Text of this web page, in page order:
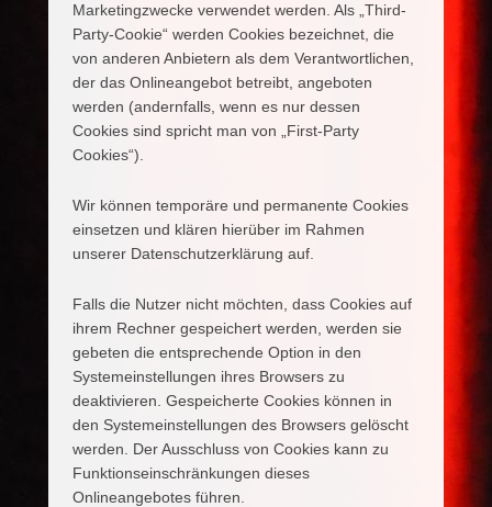
Marketingzwecke verwendet werden. Als „Third-
Party-Cookie“ werden Cookies bezeichnet, die
von anderen Anbietern als dem Verantwortlichen,
der das Onlineangebot betreibt, angeboten
werden (andernfalls, wenn es nur dessen
Cookies sind spricht man von „First-Party
Cookies“).
Wir können temporäre und permanente Cookies
einsetzen und klären hierüber im Rahmen
unserer Datenschutzerklärung auf.
Falls die Nutzer nicht möchten, dass Cookies auf
ihrem Rechner gespeichert werden, werden sie
gebeten die entsprechende Option in den
Systemeinstellungen ihres Browsers zu
deaktivieren. Gespeicherte Cookies können in
den Systemeinstellungen des Browsers gelöscht
werden. Der Ausschluss von Cookies kann zu
Funktionseinschränkungen dieses
Onlineangebotes führen.